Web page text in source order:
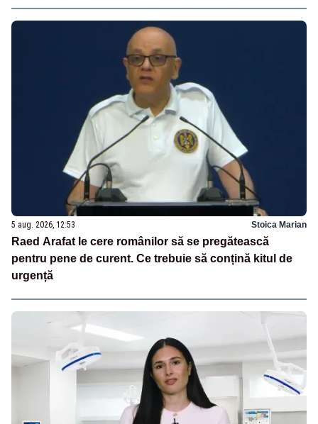
5 aug. 2026, 12:53 Stoica Marian
Raed Arafat le cere românilor să se pregătească
pentru pene de curent. Ce trebuie să conțină kitul de
urgență